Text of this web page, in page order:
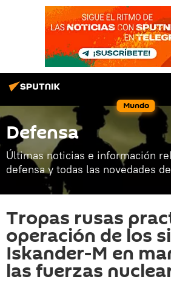
Mundo
Defensa
Últimas noticias e información
defensa y todas las novedades
Tropas rusas
operación de los
Iskander-M en
las fuerzas